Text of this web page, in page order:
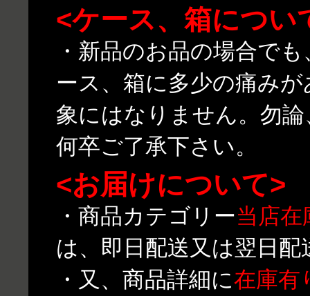
<ケース、箱につい
・新品のお品の場合で
ース、箱に多少の痛み
象にはなりません。勿
何卒ご了承下さい。
<お届けについて>
・商品カテゴリー当店在
は、即日配送又は翌日
・又、商品詳細に在庫有